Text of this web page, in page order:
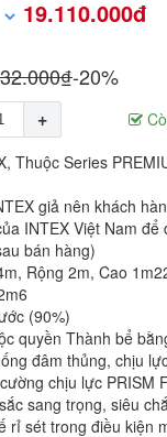
19.110.000đ
-20%
+
Thuộc Series
giả nên khách
INTEX Việt Nam để
bán hàng)
Rộng 2m, Cao
(90%)
quyền Thành bể
đâm thủng, chịu
chịu lực PRISM
sang trọng, siêu
rỉ sét trong điều kiện